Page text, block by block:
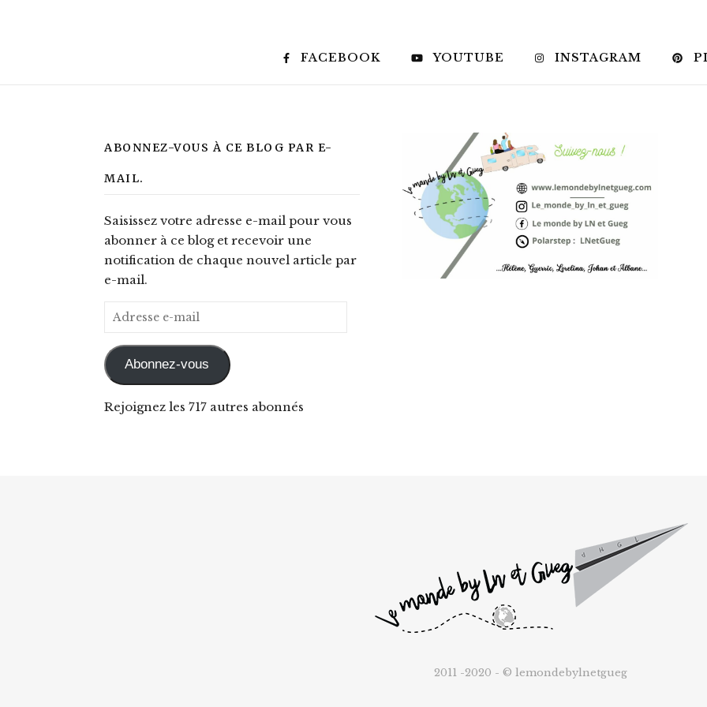
FACEBOOK YOUTUBE INSTAGRAM
ABONNEZ-VOUS À CE BLOG PAR E-
MAIL.
Saisissez votre adresse e-mail pour vous
abonner à ce blog et recevoir une
notification de chaque nouvel article par
e-mail.
Adresse e-mail
Abonnez-vous
Rejoignez les 717 autres abonnés
2011 -2020 - © lemondebylnetgueg